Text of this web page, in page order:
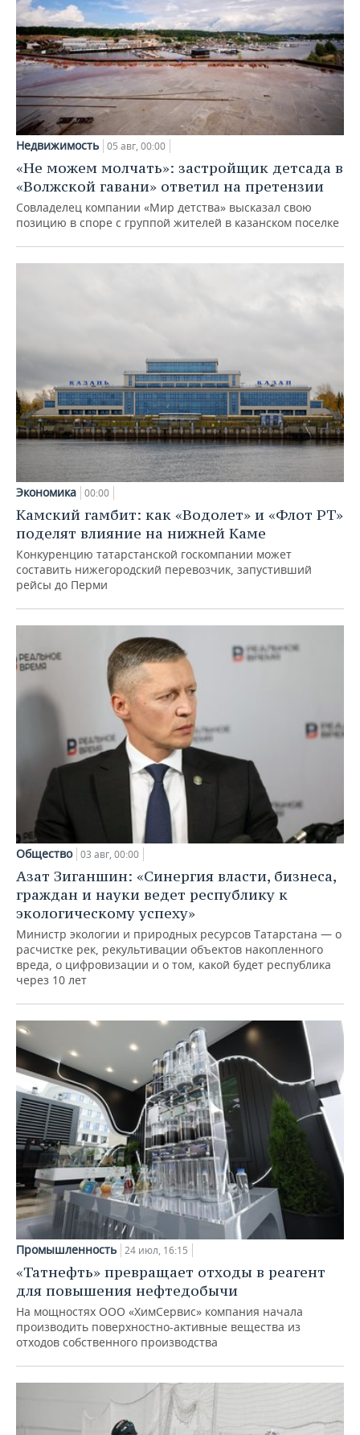
Недвижимость 05 авг, 00:00
«Не можем молчать»: застройщик детсада в
«Волжской гавани» ответил на претензии
Совладелец компании «Мир детства» высказал свою
позицию в споре с группой жителей в казанском поселке
Экономика 00:00
Камский гамбит: как «Водолет» и «Флот РТ»
поделят влияние на нижней Каме
Конкуренцию татарстанской госкомпании может
составить нижегородский перевозчик, запустивший
рейсы до Перми
Общество 03 авг, 00:00
Азат Зиганшин: «Синергия власти, бизнеса,
граждан и науки ведет республику к
экологическому успеху»
Министр экологии и природных ресурсов Татарстана — о
расчистке рек, рекультивации объектов накопленного
вреда, о цифровизации и о том, какой будет республика
через 10 лет
Промышленность 24 июл, 16:15
«Татнефть» превращает отходы в реагент
для повышения нефтедобычи
На мощностях ООО «ХимСервис» компания начала
производить поверхностно-активные вещества из
отходов собственного производства